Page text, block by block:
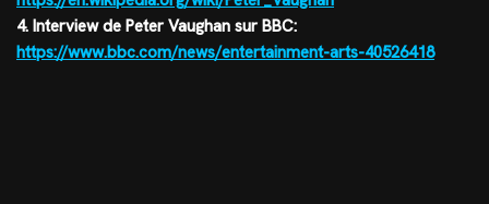
4. Interview de Peter Vaughan sur BBC:
https://www.bbc.com/news/entertainment-arts-40526418